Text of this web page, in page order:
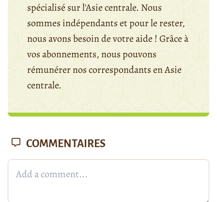
spécialisé sur l'Asie centrale. Nous
sommes indépendants et pour le rester,
nous avons besoin de votre aide ! Grâce à
vos abonnements, nous pouvons
rémunérer nos correspondants en Asie
centrale.
COMMENTAIRES